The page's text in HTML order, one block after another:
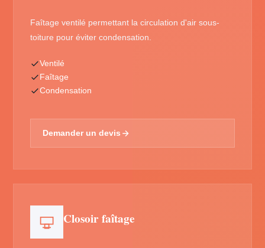
Faîtage ventilé permettant la circulation d'air sous-
toiture pour éviter condensation.
Ventilé
Faîtage
Condensation
Demander un devis
Closoir faîtage